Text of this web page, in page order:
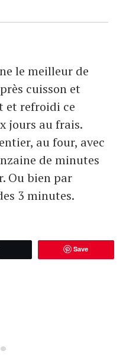
le meilleur de
cuisson et
et refroidi ce
jours au frais.
au four, avec
de minutes
Ou bien par
3 minutes.
Save